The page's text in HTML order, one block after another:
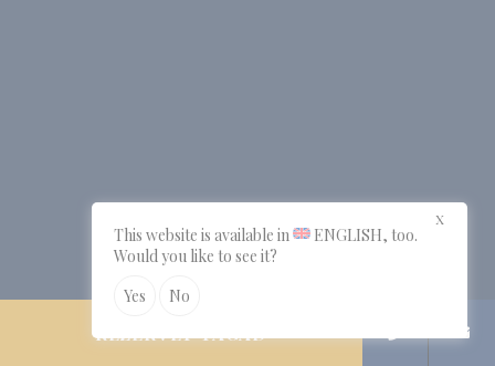
REZERVĒT TAGAD
X
This website is available in ENGLISH, too.
Would you like to see it?
Yes
No